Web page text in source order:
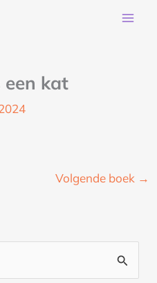
een kat
Volgende boek →